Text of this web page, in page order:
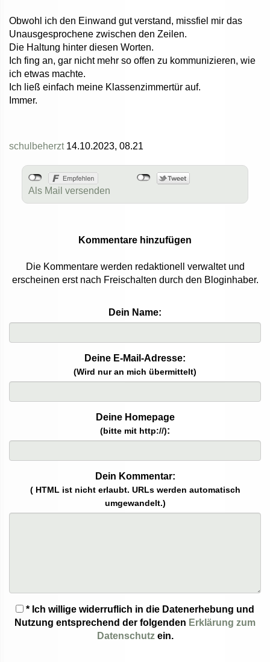
Obwohl ich den Einwand gut verstand, missfiel mir das
Unausgesprochene zwischen den Zeilen.
Die Haltung hinter diesen Worten.
Ich fing an, gar nicht mehr so offen zu kommunizieren, wie
ich etwas machte.
Ich ließ einfach meine Klassenzimmertür auf.
Immer.
schulbeherzt14.10.2023, 08.21
Als Mail versenden
Kommentare hinzufügen
Die Kommentare werden redaktionell verwaltet und
erscheinen erst nach Freischalten durch den Bloginhaber.
Dein Name:
Deine E-Mail-Adresse:
(Wird nur an mich übermittelt)
Deine Homepage
(bitte mit http://):
Dein Kommentar:
( HTML ist nichterlaubt. URLs werden automatisch
umgewandelt.)
* Ich willige widerruflich in die Datenerhebung und
Nutzung entsprechend der folgenden Erklärung zum
Datenschutzein.